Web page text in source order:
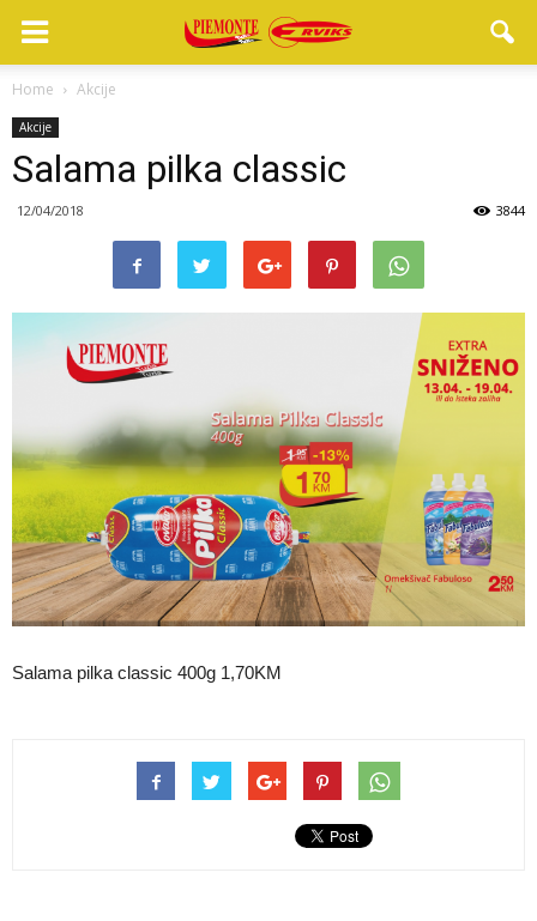
Home Akcije
Akcije
Salama pilka classic
12/04/2018 3844
Salama pilka classic 400g 1,70KM